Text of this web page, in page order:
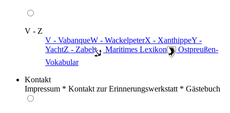
V - Z
V - VabanqueW - WackelpeterX - XanthippeY -
YachtZ - Zabel ️ Maritimes Lexikon
️ Ostpreußen-
Vokabular
Kontakt
Impressum * Kontakt zur Erinnerungswerkstatt * Gästebuch